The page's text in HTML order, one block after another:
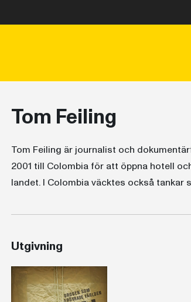
Tom Feiling
Tom Feiling är journalist och
2001 till Colombia för att öppna hotell
landet. I Colombia väcktes också
Utgivning